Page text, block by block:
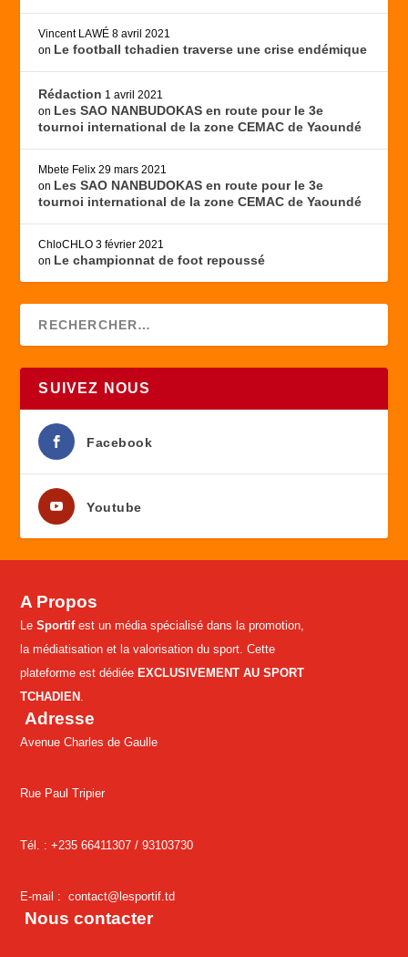
Vincent LAWÉ 8 avril 2021
on Le football tchadien traverse une crise endémique
Rédaction 1 avril 2021
on Les SAO NANBUDOKAS en route pour le 3e
tournoi international de la zone CEMAC de Yaoundé
Mbete Felix 29 mars 2021
on Les SAO NANBUDOKAS en route pour le 3e
tournoi international de la zone CEMAC de Yaoundé
ChloCHLO 3 février 2021
on Le championnat de foot repoussé
SUIVEZ NOUS
Facebook
Youtube
A Propos
LeSportifest un média spécialisé dans la promotion,
la médiatisation et la valorisation du sport. Cette
plateforme est dédiée EXCLUSIVEMENT AU SPORT
TCHADIEN
Adresse
Avenue Charles de Gaulle
Rue Paul Tripier
Tél. : +235 66411307 /93103730
E-mail :contact@lesportif.td
Nous contacter